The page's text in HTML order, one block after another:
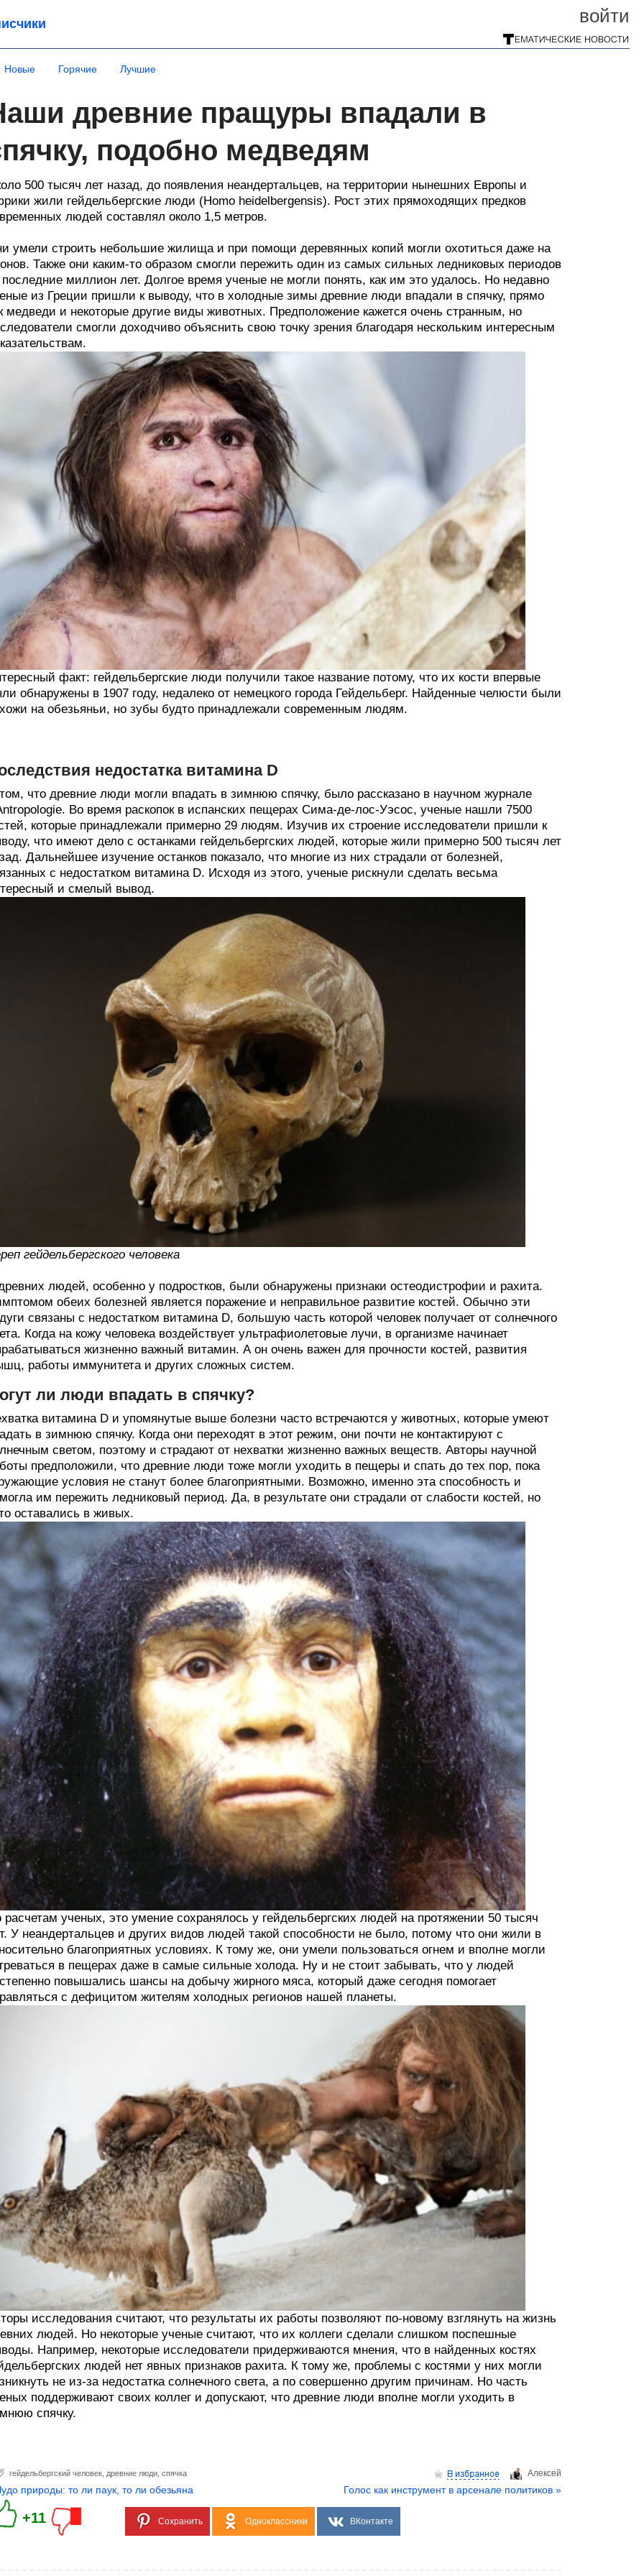
войти
Новые Горячие Лучшие
древние пращуры впадали в
подобно медведям
500 тысяч лет назад, до появления неандертальцев, на территории нынешних Европы и
жили гейдельбергские люди (Homo heidelbergensis). Рост этих прямоходящих предков
людей составлял около 1,5 метров.
умели строить небольшие жилища и при помощи деревянных копий могли охотиться даже на
Также они каким-то образом смогли пережить один из самых сильных ледниковых периодов
последние миллион лет. Долгое время ученые не могли понять, как им это удалось. Но недавно
из Греции пришли к выводу, что в холодные зимы древние люди впадали в спячку, прямо
медведи и некоторые другие виды животных. Предположение кажется очень странным, но
смогли доходчиво объяснить свою точку зрения благодаря нескольким интересным
факт: гейдельбергские люди получили такое название потому, что их кости впервые
обнаружены в 1907 году, недалеко от немецкого города Гейдельберг. Найденные челюсти были
на обезьяньи, но зубы будто принадлежали современным людям.
недостатка витамина D
что древние люди могли впадать в зимнюю спячку, было рассказано в научном журнале
Во время раскопок в испанских пещерах Сима-де-лос-Уэсос, ученые нашли 7500
которые принадлежали примерно 29 людям. Изучив их строение исследователи пришли к
что имеют дело с останками гейдельбергских людей, которые жили примерно 500 тысяч лет
Дальнейшее изучение останков показало, что многие из них страдали от болезней,
с недостатком витамина D. Исходя из этого, ученые рискнули сделать весьма
и смелый вывод.
гейдельбергского человека
людей, особенно у подростков, были обнаружены признаки остеодистрофии и рахита.
обеих болезней является поражение и неправильное развитие костей. Обычно эти
связаны с недостатком витамина D, большую часть которой человек получает от солнечного
Когда на кожу человека воздействует ультрафиолетовые лучи, в организме начинает
жизненно важный витамин. А он очень важен для прочности костей, развития
работы иммунитета и других сложных систем.
ли люди впадать в спячку?
витамина D и упомянутые выше болезни часто встречаются у животных, которые умеют
в зимнюю спячку. Когда они переходят в этот режим, они почти не контактируют с
светом, поэтому и страдают от нехватки жизненно важных веществ. Авторы научной
предположили, что древние люди тоже могли уходить в пещеры и спать до тех пор, пока
условия не станут более благоприятными. Возможно, именно эта способность и
им пережить ледниковый период. Да, в результате они страдали от слабости костей, но
оставались в живых.
расчетам ученых, это умение сохранялось у гейдельбергских людей на протяжении 50 тысяч
У неандертальцев и других видов людей такой способности не было, потому что они жили в
благоприятных условиях. К тому же, они умели пользоваться огнем и вполне могли
в пещерах даже в самые сильные холода. Ну и не стоит забывать, что у людей
повышались шансы на добычу жирного мяса, который даже сегодня помогает
с дефицитом жителям холодных регионов нашей планеты.
исследования считают, что результаты их работы позволяют по-новому взглянуть на жизнь
людей. Но некоторые ученые считают, что их коллеги сделали слишком поспешные
Например, некоторые исследователи придерживаются мнения, что в найденных костях
людей нет явных признаков рахита. К тому же, проблемы с костями у них могли
не из-за недостатка солнечного света, а по совершенно другим причинам. Но часть
поддерживают своих коллег и допускают, что древние люди вполне могли уходить в
спячку.
Aлексей
гейдельбергский человек древние люди спячка
природы: то ли паук, то ли обезьяна Голос как инструмент в арсенале политиков »
+11 Сохранить Одноклассники ВКонтакте